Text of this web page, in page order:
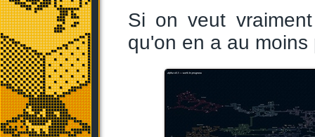
Si on veut
qu'on en a au